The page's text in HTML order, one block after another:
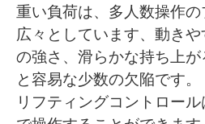
重い負荷は、多人数操作
広々としています、動き
の強さ、滑らかな持ち上
と容易な少数の欠陥です。
リフティングコントロー